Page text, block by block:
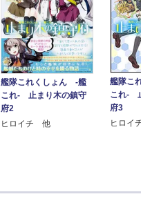
艦隊これくしょん -艦
これ- 止まり木の鎮守
府2
ヒロイチ 他
艦隊こ
これ-
府3
ヒロイ